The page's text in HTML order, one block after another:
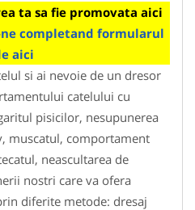
ta sa fie promovata aici
completand formularul
aici
si ai nevoie de un dresor
catelului cu
pisicilor, nesupunerea
muscatul, comportament
neascultarea de
nostri care va ofera
diferite metode: dresaj